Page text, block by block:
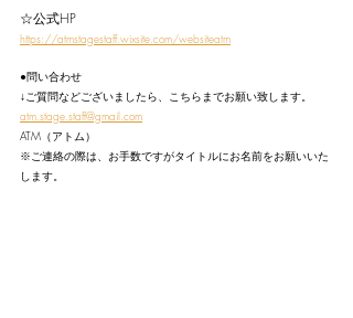
☆公式HP
https://atmstagestaff.wixsite.com/websiteatm
●問い合わせ
↓ご質問などございましたら、こちらまでお願い致します。
atm.stage.staff@gmail.com
ATM（アトム）
※ご連絡の際は、お手数ですがタイトルにお名前をお願いいた
します。